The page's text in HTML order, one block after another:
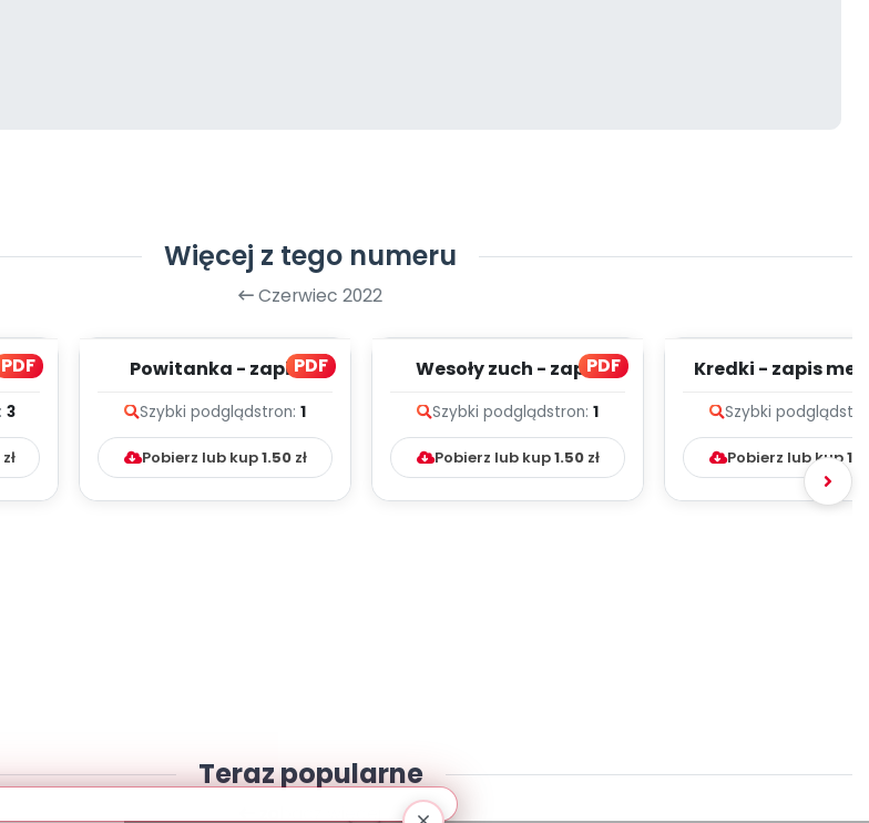
Więcej z tego numeru
Czerwiec 2022
PDF
3
zł
PDF
Powitanka - zapis
Szybki podglądstron: 1
Pobierz lub kup1.50zł
PDF
Wesoły zuch - zapis
Szybki podglądstron: 1
Pobierz lub kup1.50zł
Kredki - zapis
Szybki podgląd
Pobierz lub kup
Teraz popularne